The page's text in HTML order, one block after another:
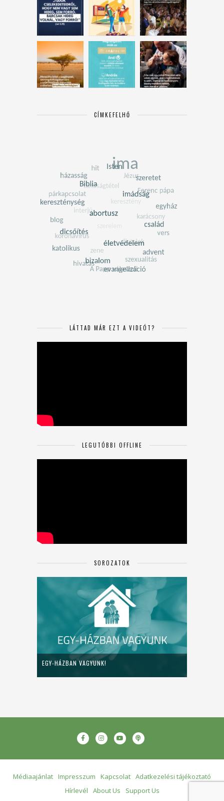
CÍMKEFELHŐ
LÁTTAD MÁR EZT A VIDEÓT?
LEGUTÓBBI OFFLINE
SOROZATOK
EGY-HÁZBAN VAGYUNK!
Médiaajánlat Impresszum Kapcsolat Adatkezelési tájékoztató
Hírlevél
About Us
Support Us